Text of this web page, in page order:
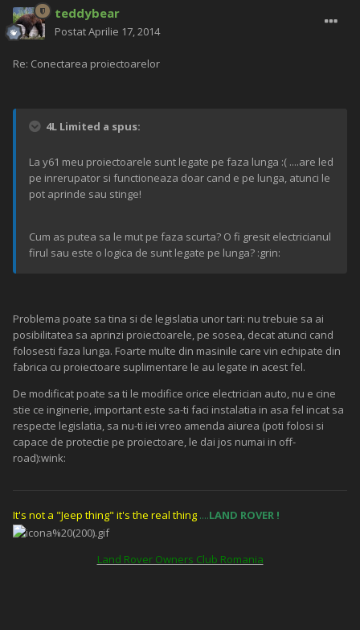
teddybear
PostatAprilie 17, 2014
Re: Conectarea proiectoarelor
4L Limited a spus:
La y61 meu proiectoarele sunt legate pe faza lunga :( ....are led
pe inrerupator si functioneaza doar cand e pe lunga, atunci le
pot aprinde sau stinge!
Cum as putea sa le mut pe faza scurta? O fi gresit electricianul
firul sau este o logica de sunt legate pe lunga? :grin:
Problema poate sa tina si de legislatia unor tari: nu trebuie sa ai
posibilitatea sa aprinzi proiectoarele, pe sosea, decat atunci cand
folosesti faza lunga. Foarte multe din masinile care vin echipate din
fabrica cu proiectoare suplimentare le au legate in acest fel.
De modificat poate sa ti le modifice orice electrician auto, nu e cine
stie ce inginerie, important este sa-ti faci instalatia in asa fel incat sa
respecte legislatia, sa nu-ti iei vreo amenda aiurea (poti folosi si
capace de protectie pe proiectoare, le dai jos numai in off-
road):wink:
It's not a "Jeep thing" it's the real thing ....LAND ROVER !
Land Rover Owners Club Romania